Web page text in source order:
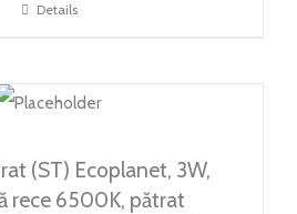
Details
(ST) Ecoplanet, 3W,
rece 6500K, pătrat